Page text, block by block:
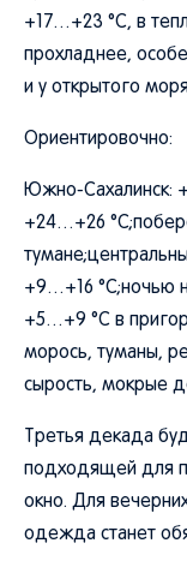
+17…+23 °C, в
прохладнее,
и у открытого
Ориентировочно:
Южно-Сахалинск:
+24…+26
+9…+16 °C;ночью
+5…+9 °C в
морось, туманы,
сырость, мокрые
Третья декада
подходящей для
окно. Для
одежда станет